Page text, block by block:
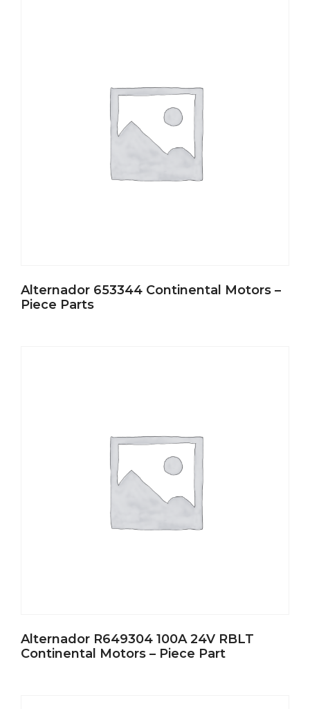
Alternador 653344 Continental Motors –
Piece Parts
Alternador R649304 100A 24V RBLT
Continental Motors – Piece Part